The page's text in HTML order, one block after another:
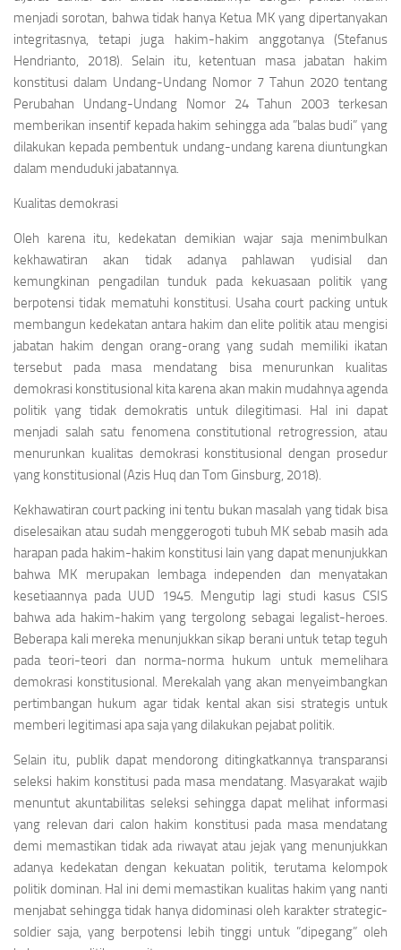
menjadi sorotan, bahwa tidak hanya Ketua MK yang dipertanyakan
integritasnya, tetapi juga hakim-hakim anggotanya (Stefanus
Hendrianto, 2018). Selain itu, ketentuan masa jabatan hakim
konstitusi dalam Undang-Undang Nomor 7 Tahun 2020 tentang
Perubahan Undang-Undang Nomor 24 Tahun 2003 terkesan
memberikan insentif kepada hakim sehingga ada ”balas budi” yang
dilakukan kepada pembentuk undang-undang karena diuntungkan
dalam menduduki jabatannya.
Kualitas demokrasi
Oleh karena itu, kedekatan demikian wajar saja menimbulkan
kekhawatiran akan tidak adanya pahlawan yudisial dan
kemungkinan pengadilan tunduk pada kekuasaan politik yang
berpotensi tidak mematuhi konstitusi. Usaha court packing untuk
membangun kedekatan antara hakim dan elite politik atau mengisi
jabatan hakim dengan orang-orang yang sudah memiliki ikatan
tersebut pada masa mendatang bisa menurunkan kualitas
demokrasi konstitusional kita karena akan makin mudahnya agenda
politik yang tidak demokratis untuk dilegitimasi. Hal ini dapat
menjadi salah satu fenomena constitutional retrogression, atau
menurunkan kualitas demokrasi konstitusional dengan prosedur
yang konstitusional (Azis Huq dan Tom Ginsburg, 2018).
Kekhawatiran court packing ini tentu bukan masalah yang tidak bisa
diselesaikan atau sudah menggerogoti tubuh MK sebab masih ada
harapan pada hakim-hakim konstitusi lain yang dapat menunjukkan
bahwa MK merupakan lembaga independen dan menyatakan
kesetiaannya pada UUD 1945. Mengutip lagi studi kasus CSIS
bahwa ada hakim-hakim yang tergolong sebagai legalist-heroes.
Beberapa kali mereka menunjukkan sikap berani untuk tetap teguh
pada teori-teori dan norma-norma hukum untuk memelihara
demokrasi konstitusional. Merekalah yang akan menyeimbangkan
pertimbangan hukum agar tidak kental akan sisi strategis untuk
memberi legitimasi apa saja yang dilakukan pejabat politik.
Selain itu, publik dapat mendorong ditingkatkannya transparansi
seleksi hakim konstitusi pada masa mendatang. Masyarakat wajib
menuntut akuntabilitas seleksi sehingga dapat melihat informasi
yang relevan dari calon hakim konstitusi pada masa mendatang
demi memastikan tidak ada riwayat atau jejak yang menunjukkan
adanya kedekatan dengan kekuatan politik, terutama kelompok
politik dominan. Hal ini demi memastikan kualitas hakim yang nanti
menjabat sehingga tidak hanya didominasi oleh karakter strategic-
soldier saja, yang berpotensi lebih tinggi untuk ”dipegang” oleh